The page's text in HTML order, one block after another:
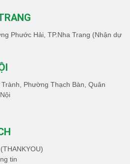
Phước Hải, TP.Nha Trang (Nhận dự
Phường Thạch Bàn, Quân
tin